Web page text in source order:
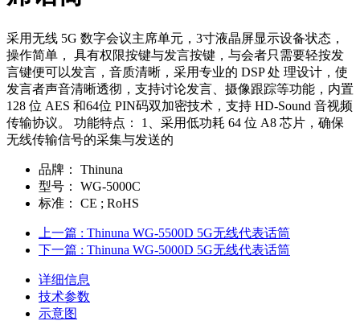
采用无线 5G 数字会议主席单元，3寸液晶屏显示设备状态，
操作简单， 具有权限按键与发言按键，与会者只需要轻按发
言键便可以发言，音质清晰，采用专业的 DSP 处 理设计，使
发言者声音清晰透彻，支持讨论发言、摄像跟踪等功能，内置
128 位 AES 和64位 PIN码双加密技术，支持 HD-Sound 音视频
传输协议。 功能特点： 1、采用低功耗 64 位 A8 芯片，确保
无线传输信号的采集与发送的
品牌：
Thinuna
型号：
WG-5000C
标准：
CE ; RoHS
上一篇 : Thinuna WG-5500D 5G无线代表话筒
下一篇 : Thinuna WG-5000D 5G无线代表话筒
详细信息
技术参数
示意图